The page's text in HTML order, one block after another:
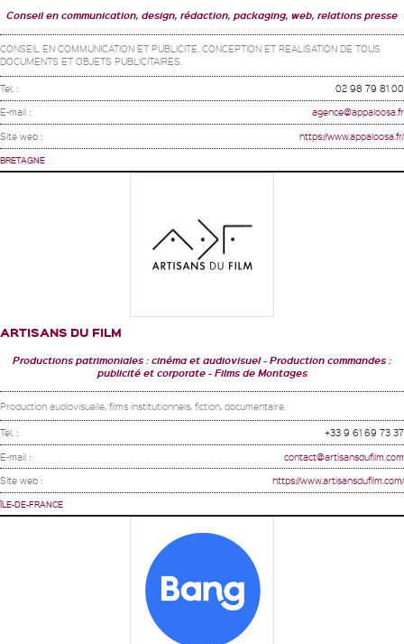
Conseil en communication, design, rédaction, packaging, web, relations presse
CONSEIL EN COMMUNICATION ET PUBLICITE. CONCEPTION ET REALISATION DE TOUS
DOCUMENTS ET OBJETS PUBLICITAIRES.
Tel. : 02 98 79 81 00
E-mail : agence@appaloosa.fr
Site web : https://www.appaloosa.fr/
BRETAGNE
ARTISANS DU FILM
Productions patrimoniales : cinéma et audiovisuel
Production commandes :
publicité et corporate
Films de Montages
Production audiovisuelle, films institutionnels, fiction, documentaire.
Tel. : +33 9 61 69 73 37
E-mail : contact@artisansdufilm.com
Site web : https://www.artisansdufilm.com/
ÎLE-DE-FRANCE